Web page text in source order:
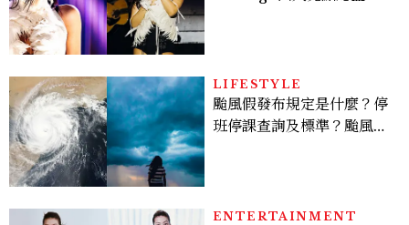
LIFESTYLE
颱風假發布規定是什麼？停
班停課查詢及標準？颱風假
ENTERTAINMENT